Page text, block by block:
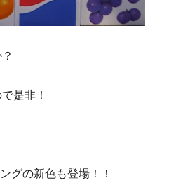
是非！
グの新色も登場！！